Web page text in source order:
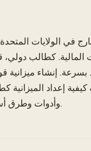
في الولايات
كطالب دولي،
إنشاء ميزانية
إعداد الميزانية
وأدوات وطرق أساسية لمساعدتك في البقاء على المسار الصحيح.